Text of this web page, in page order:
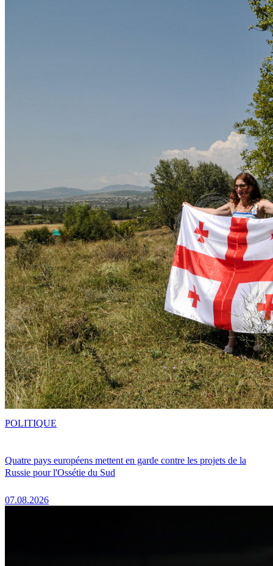
Quatre pays européens mettent en garde contre les projets de la
Russie pour l'Ossétie du Sud
07.08.2026
POLITIQUE